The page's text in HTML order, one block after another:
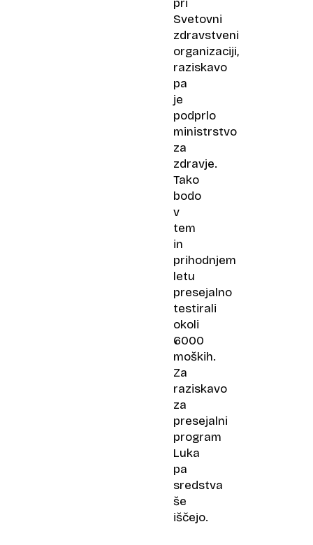
pri
Svetovni
zdravstveni
organizaciji,
raziskavo
pa
je
podprlo
ministrstvo
za
zdravje.
Tako
bodo
v
tem
in
prihodnjem
letu
presejalno
testirali
okoli
6000
moških.
Za
raziskavo
za
presejalni
program
Luka
pa
sredstva
še
iščejo.